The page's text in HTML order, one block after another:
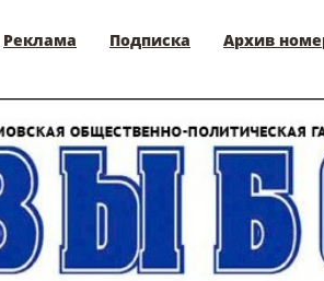
Реклама Подписка Архив